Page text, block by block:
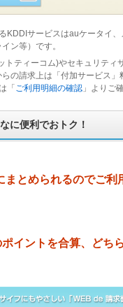
KDDIサービスはauケータイ
ン等）です。
トティーコム)やセキュリティ
の請求上は「付加サービス」
「 ご利用明細の確認」よりご
に便利でおトク！
まとめられるのでご利
イントを合算、どち